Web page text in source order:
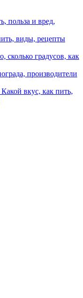
польза и вред,
виды, рецепты
сколько градусов, как
производители
вкус, как пить,